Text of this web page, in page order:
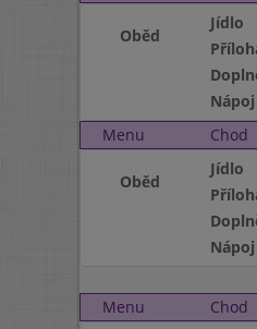
Oběd
Jídlo
Nápoj
Menu
Chod
Oběd
Jídlo
Nápoj
Menu
Chod